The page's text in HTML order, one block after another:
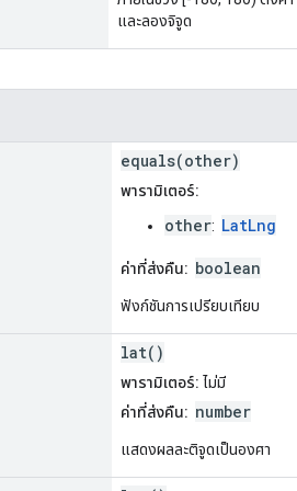
และลองจิจูด
equals(other)
พารามิเตอร์:
other: LatLng
ค่าที่ส่งคืน: boolean
ฟังก์ชันการเปรียบเทียบ
lat()
พารามิเตอร์: ไม่มี
ค่าที่ส่งคืน: number
แสดงผลละติจูดเป็นองศา